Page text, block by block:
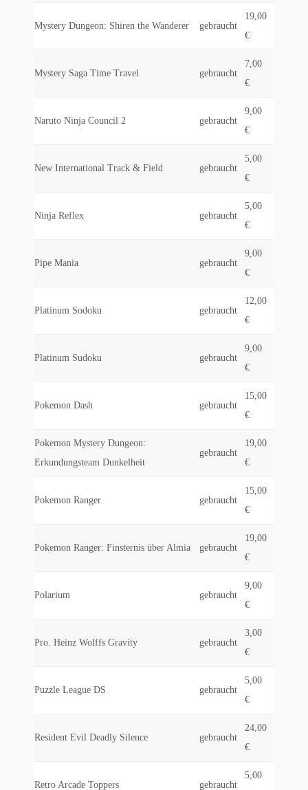
Mystery Dungeon: Shiren the Wanderer gebraucht
19,00
€
Mystery Saga Time Travel gebraucht
7,00
€
Naruto Ninja Council 2 gebraucht
9,00
€
New International Track & Field gebraucht
5,00
€
Ninja Reflex gebraucht
5,00
€
Pipe Mania gebraucht
9,00
€
Platinum Sodoku gebraucht
12,00
€
Platinum Sudoku gebraucht
9,00
€
Pokemon Dash gebraucht
15,00
€
Pokemon Mystery Dungeon:
Erkundungsteam Dunkelheit
gebraucht
19,00
€
Pokemon Ranger gebraucht
15,00
€
Pokemon Ranger: Finsternis über Almia gebraucht
19,00
€
Polarium gebraucht
9,00
€
Pro. Heinz Wolffs Gravity gebraucht
3,00
€
Puzzle League DS gebraucht
5,00
€
Resident Evil Deadly Silence gebraucht
24,00
€
Retro Arcade Toppers gebraucht
5,00